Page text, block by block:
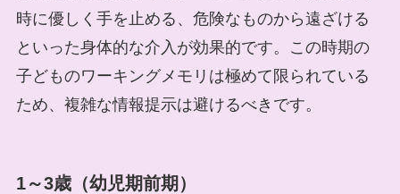
時に優しく手を止める、危険なものから遠ざける
といった身体的な介入が効果的です。この時期の
子どものワーキングメモリは極めて限られている
ため、複雑な情報提示は避けるべきです。
1～3歳（幼児期前期）